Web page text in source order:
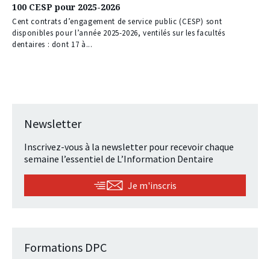
100 CESP pour 2025-2026
Cent contrats d’engagement de service public (CESP) sont
disponibles pour l’année 2025-2026, ventilés sur les facultés
dentaires : dont 17 à...
Newsletter
Inscrivez-vous à la newsletter pour recevoir chaque
semaine l’essentiel de L’Information Dentaire
Je m'inscris
Formations DPC